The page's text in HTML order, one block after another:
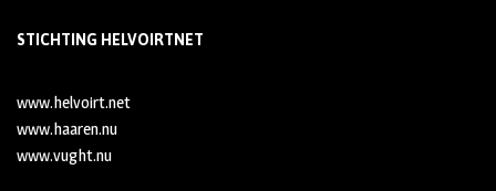
STICHTING HELVOIRTNET
www.helvoirt.net
www.haaren.nu
www.vught.nu